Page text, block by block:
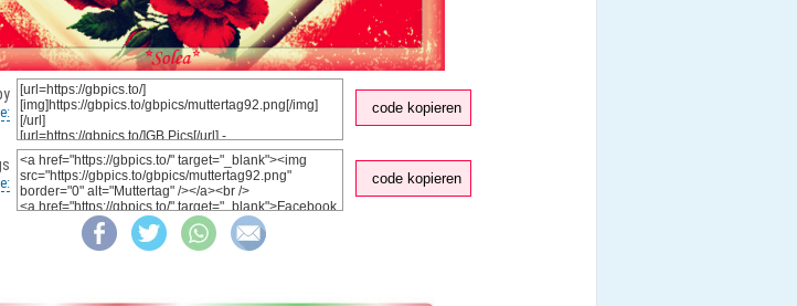
code kopieren
code kopieren